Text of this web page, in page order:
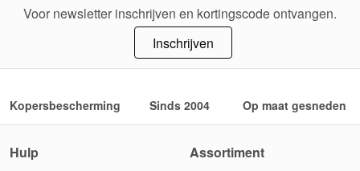
Voor newsletter inschrijven en kortingscode ontvangen.
Inschrijven
Kopersbescherming Sinds 2004 Op maat gesneden
Hulp
Assortiment